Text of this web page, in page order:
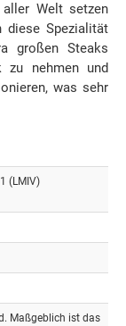
aller Welt setzen
diese Spezialität
großen Steaks
zu nehmen und
was sehr
(LMIV)
Maßgeblich ist das